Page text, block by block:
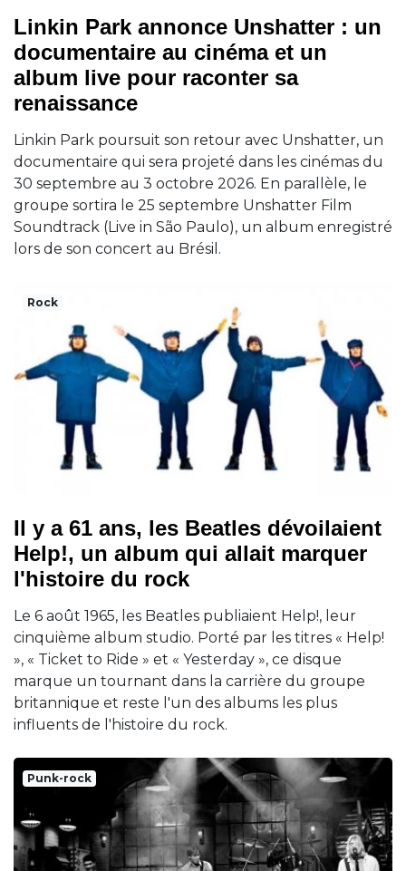
Linkin Park annonce Unshatter : un
documentaire au cinéma et un
album live pour raconter sa
renaissance
Linkin Park poursuit son retour avec Unshatter, un
documentaire qui sera projeté dans les cinémas du
30 septembre au 3 octobre 2026. En parallèle, le
groupe sortira le 25 septembre Unshatter Film
Soundtrack (Live in São Paulo), un album enregistré
lors de son concert au Brésil.
Rock
Il y a 61 ans, les Beatles dévoilaient
Help!, un album qui allait marquer
l'histoire du rock
Le 6 août 1965, les Beatles publiaient Help!, leur
cinquième album studio. Porté par les titres « Help!
», « Ticket to Ride » et « Yesterday », ce disque
marque un tournant dans la carrière du groupe
britannique et reste l'un des albums les plus
influents de l'histoire du rock.
Punk-rock